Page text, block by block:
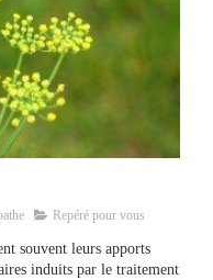
Repéré pour vous
souvent leurs apports
induits par le traitement